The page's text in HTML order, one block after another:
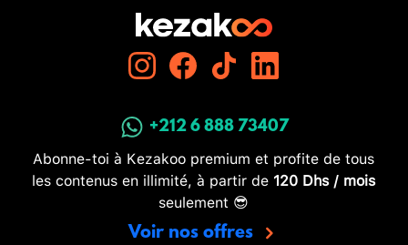
+212 6 888 73407
Abonne-toi à Kezakoo premium et profite de tous
les contenus en illimité, à partir de 120 Dhs / mois
seulement 😎
Voir nos offres